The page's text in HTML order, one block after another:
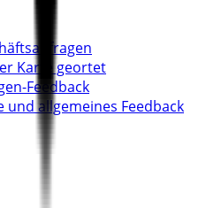
Karte geortet
Feedback
und allgemeines Feedback